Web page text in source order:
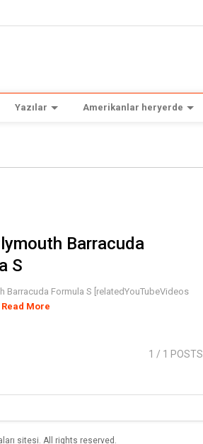
Yazılar Amerikanlar heryerde
Barracuda
S
Barracuda Formula S [relatedYouTubeVideos
Read More
1 / 1 POSTS
sitesi. All rights reserved.